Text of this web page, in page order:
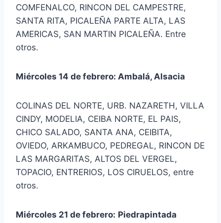
COMFENALCO, RINCON DEL CAMPESTRE,
SANTA RITA, PICALEÑA PARTE ALTA, LAS
AMERICAS, SAN MARTIN PICALEÑA. Entre
otros.
Miércoles 14 de febrero: Ambalá, Alsacia
COLINAS DEL NORTE, URB. NAZARETH, VILLA
CINDY, MODELIA, CEIBA NORTE, EL PAIS,
CHICO SALADO, SANTA ANA, CEIBITA,
OVIEDO, ARKAMBUCO, PEDREGAL, RINCON DE
LAS MARGARITAS, ALTOS DEL VERGEL,
TOPACIO, ENTRERIOS, LOS CIRUELOS, entre
otros.
Miércoles 21 de febrero: Piedrapintada